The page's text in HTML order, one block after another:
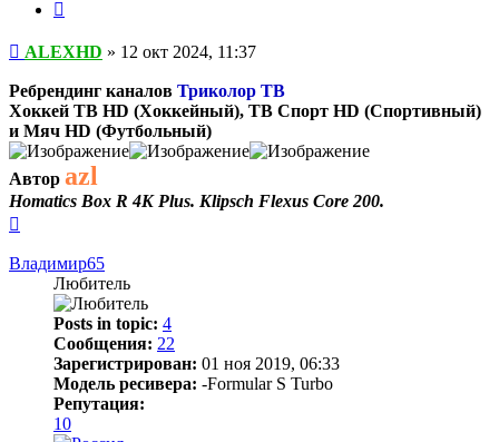
Сообщение
ALEXHD » 12 окт 2024, 11:37
Ребрендинг каналов Триколор ТВ
Хоккей ТВ HD (Хоккейный), ТВ Спорт HD (Спортивный)
и Мяч HD (Футбольный)
Автор azl
Homatics Box R 4K Plus. Klipsch Flexus Core 200.
началу
Владимир65
Любитель
Posts in topic: 4
Сообщения: 22
Зарегистрирован: 01 ноя 2019, 06:33
Модель ресивера: -Formular S Turbo
Репутация:
10